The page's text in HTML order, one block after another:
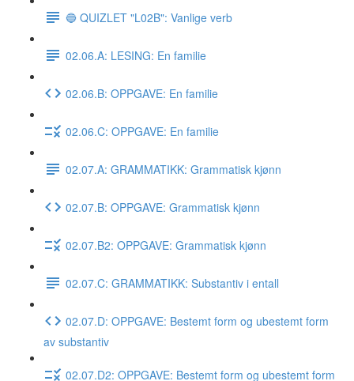
🔵 QUIZLET "L02B": Vanlige verb
02.06.A: LESING: En familie
02.06.B: OPPGAVE: En familie
02.06.C: OPPGAVE: En familie
02.07.A: GRAMMATIKK: Grammatisk kjønn
02.07.B: OPPGAVE: Grammatisk kjønn
02.07.B2: OPPGAVE: Grammatisk kjønn
02.07.C: GRAMMATIKK: Substantiv i entall
02.07.D: OPPGAVE: Bestemt form og ubestemt form
av substantiv
02.07.D2: OPPGAVE: Bestemt form og ubestemt form